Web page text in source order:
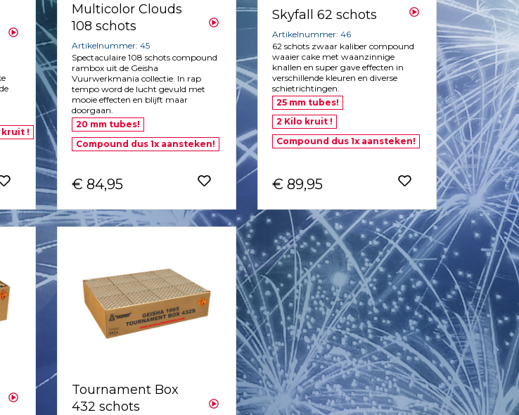
kruit !
Multicolor Clouds
108 schots
Artikelnummer: 45
Spectaculaire 108 schots compound
rambox uit de Geisha
Vuurwerkmania collectie. In rap
tempo word de lucht gevuld met
mooie effecten en blijft maar
doorgaan.
20 mm tubes!
Compound dus 1x aansteken!
€ 84,95
Skyfall 62 schots
Artikelnummer: 46
62 schots zwaar kaliber compound
waaier cake met waanzinnige
knallen en super gave effecten in
verschillende kleuren en diverse
schietrichtingen.
25 mm tubes!
2 Kilo kruit !
Compound dus 1x aansteken!
€ 89,95
Tournament Box
432 schots